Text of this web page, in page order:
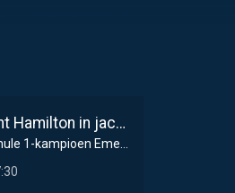
Fittipaldi steunt Hamilton in jacht op F1-titel met Ferrari